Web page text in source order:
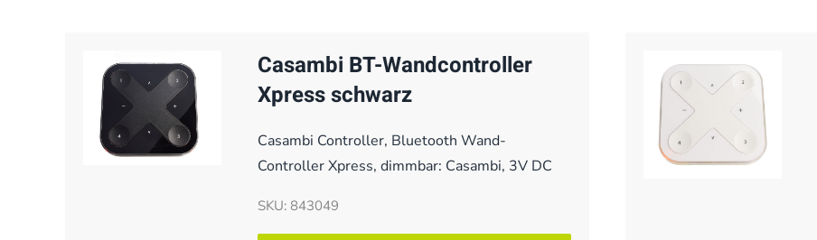
Casambi BT-Wandcontroller
Xpress schwarz
Casambi Controller, Bluetooth Wand-
Controller Xpress, dimmbar: Casambi, 3V DC
SKU: 843049